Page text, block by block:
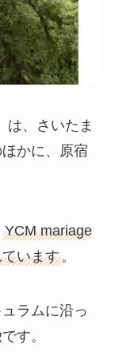
は、さいたま
かに、原宿
YCM mariage
います。
ラムに沿っ
す。